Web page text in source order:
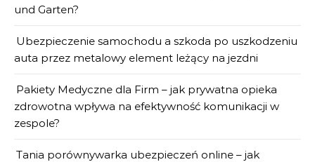
und Garten?
Ubezpieczenie samochodu a szkoda po uszkodzeniu
auta przez metalowy element leżący na jezdni
Pakiety Medyczne dla Firm – jak prywatna opieka
zdrowotna wpływa na efektywność komunikacji w
zespole?
Tania porównywarka ubezpieczeń online – jak